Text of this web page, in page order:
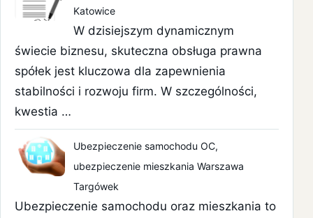
Katowice
W dzisiejszym dynamicznym
świecie biznesu, skuteczna obsługa prawna
spółek jest kluczowa dla zapewnienia
stabilności i rozwoju firm. W szczególności,
kwestia …
Ubezpieczenie samochodu OC,
ubezpieczenie mieszkania Warszawa
Targówek
Ubezpieczenie samochodu oraz mieszkania to